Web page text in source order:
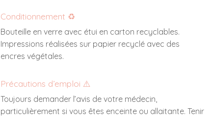
Conditionnement ♻️
Bouteille en verre avec étui en carton recyclables.
Impressions réalisées sur papier recyclé avec des
encres végétales.
Précautions d’emploi ⚠️
Toujours demander l’avis de votre médecin,
particulièrement si vous êtes enceinte ou allaitante. Tenir